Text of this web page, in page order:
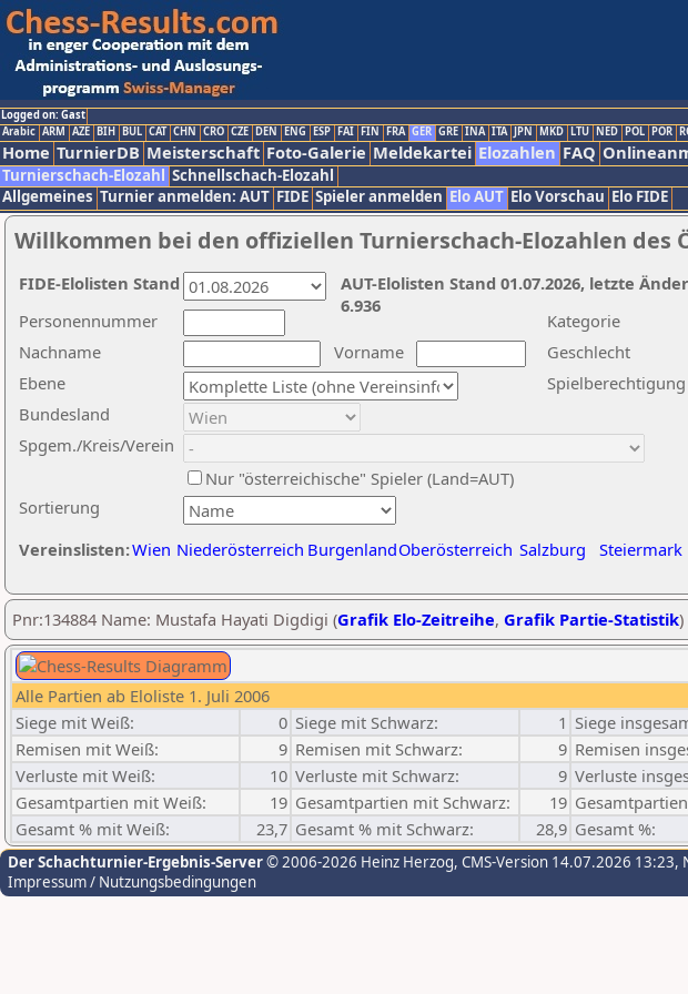
Logged on: Gast
Arabic ARM AZE BIH BUL CAT CHN CRO CZE DEN ENG ESP FAI FIN FRA GER GRE INA ITA JPN MKD LTU NED POL POR
Home TurnierDB Meisterschaft Foto-Galerie Meldekartei Elozahlen FAQ
Turnierschach-Elozahl Schnellschach-Elozahl
Allgemeines Turnier anmelden: AUT FIDE Spieler anmelden Elo AUT Elo Vorschau Elo FIDE
Willkommen bei den offiziellen Turnierschach-Elozahlen des
Nachname
Vorname
Ebene
Kategorie
Sortierung
Personennummer
Bundesland
Spgem./Kreis/Verein
Geschlecht
Nur "österreichische" Spieler (Land=AUT)
Spielberechtigung
Vereinslisten:Wien Niederösterreich BurgenlandOberösterreich Salzburg Steiermark
AUT-Elolisten Stand 01.07.2026, letzte
6.936
FIDE-Elolisten Stand
Pnr:134884 Name: Mustafa Hayati Digdigi (Grafik Elo-Zeitreihe, Grafik Partie-Statistik)
Alle Partien ab Eloliste 1. Juli 2006
Siege mit Weiß:
0 Siege mit Schwarz: 1 Siege
Remisen mit Weiß:
9 Remisen mit Schwarz: 9 Remisen
Verluste mit Weiß:
10 Verluste mit Schwarz: 9 Verluste
Gesamtpartien mit Weiß:
19 Gesamtpartien mit Schwarz: 19
Gesamt % mit Weiß:
23,7 Gesamt % mit Schwarz: 28,9 Gesamt %:
Der Schachturnier-Ergebnis-Server© 2006-2026 Heinz Herzog, CMS-Version 14.07.2026 13:23,
Impressum / Nutzungsbedingungen